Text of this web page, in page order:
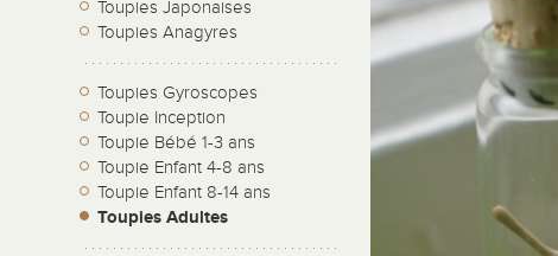
Toupies Japonaises
Toupies Anagyres
Toupies Gyroscopes
Toupie Inception
Toupie Bébé 1-3 ans
Toupie Enfant 4-8 ans
Toupie Enfant 8-14 ans
Toupies Adultes